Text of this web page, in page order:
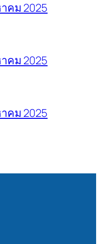
คม 2025
คม 2025
คม 2025